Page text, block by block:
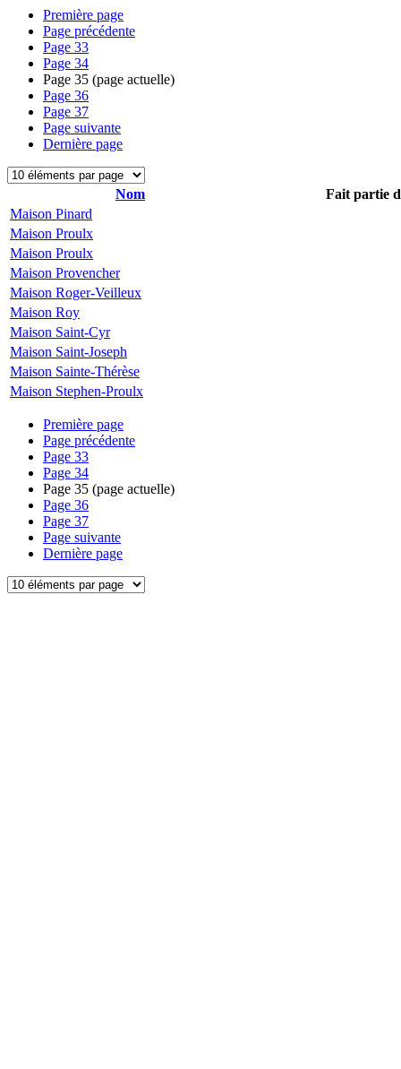
Première page
Page précédente
Page 33
Page 34
Page 35 (page actuelle)
Page 36
Page 37
Page suivante
Dernière page
Nom
Fait partie
Maison Pinard
Maison Proulx
Maison Proulx
Maison Provencher
Maison Roger-Veilleux
Maison Roy
Maison Saint-Cyr
Maison Saint-Joseph
Maison Sainte-Thérèse
Maison Stephen-Proulx
Première page
Page précédente
Page 33
Page 34
Page 35 (page actuelle)
Page 36
Page 37
Page suivante
Dernière page